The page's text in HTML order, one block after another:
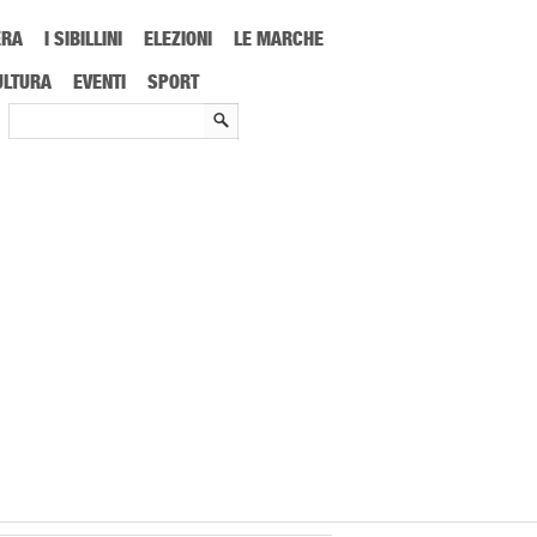
I SIBILLINI ELEZIONI
LE MARCHE
EVENTI SPORT